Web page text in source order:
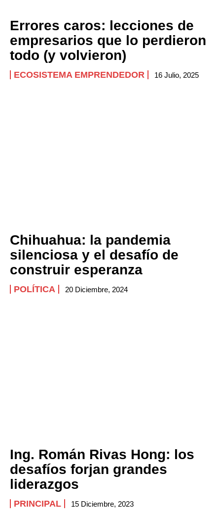
Errores caros: lecciones de
empresarios que lo perdieron
todo (y volvieron)
ECOSISTEMA EMPRENDEDOR 16 Julio, 2025
Chihuahua: la pandemia
silenciosa y el desafío de
construir esperanza
POLÍTICA 20 Diciembre, 2024
Ing. Román Rivas Hong: los
desafíos forjan grandes
liderazgos
PRINCIPAL 15 Diciembre, 2023